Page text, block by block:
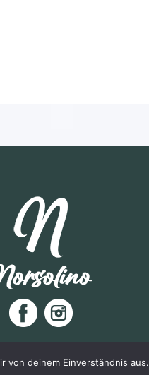
von deinem Einverständnis aus.